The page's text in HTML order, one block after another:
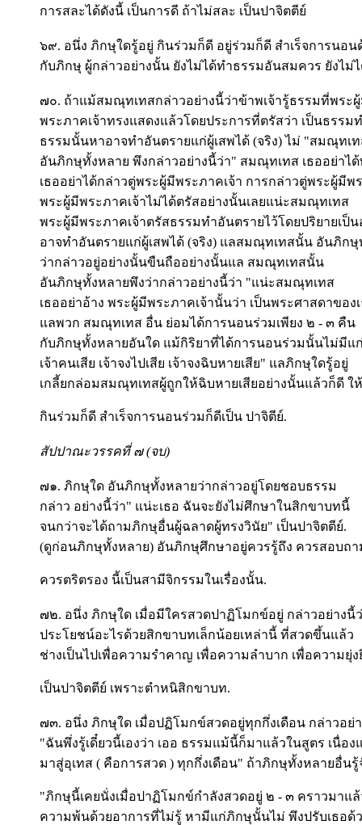
การสละได้ดังนี้ เป็นการดี ถ้าไม่สละ เป็นปาจิตตีย์
๖๙. อนึ่ง ภิกษุใดรู้อยู่ กินร่วมก็ดี อยู่ร่วมก็ดี สำเร็จการนอน
กับภิกษุ ผู้กล่าวอย่างนั้น ยังไม่ได้ทำธรรมอันสมควร ยังไ
๗๐. ถ้าแม้สมณุทเทสกล่าวอย่างนี้ว่าข้าพเจ้ารู้ธรรมที่พระ
พระภาคเจ้าทรงแสดงแล้วโดยประการที่ตรัสว่า เป็นธรรม
ธรรมนั้นหาอาจทำอันตรายแก่ผู้เสพได้ (จริง) ไม่ "สมณุทเ
อันภิกษุทั้งหลาย พึงกล่าวอย่างนี้ว่า" สมณุทเทส เธออย่าไ
เธออย่าได้กล่าวตู่พระผู้มีพระภาคเจ้า การกล่าวตู่พระผู้มีพ
พระผู้มีพระภาคเจ้าไม่ได้ตรัสอย่างนั้นเลยแน่ะสมณุทเทส
พระผู้มีพระภาคเจ้าตรัสธรรมทำอันตรายไว้โดยปริยายเป็
อาจทำอันตรายแก่ผู้เสพได้ (จริง) แลสมณุทเทสนั้น อันภิกษุ
ว่ากล่าวอยู่อย่างนั้นขืนถืออย่างนั้นแล สมณุทเทสนั้น
อันภิกษุทั้งหลายพึงว่ากล่าวอย่างนี้ว่า "แน่ะสมณุทเทส
เธออย่าอ้าง พระผู้มีพระภาคเจ้านั้นว่า เป็นพระศาสดาของ
แลพวก สมณุทเทส อื่น ย่อมได้การนอนร่วมเพียง ๒ - ๓ คืน
กับภิกษุทั้งหลายอันใด แม้กิริยาที่ได้การนอนร่วมนั้นไม่มีแ
เจ้าคนเสีย เจ้าจงไปเสีย เจ้าจงฉิบหายเสีย" แลภิกษุใดรู้อยู่
เกลี้ยกล่อมสมณุทเทสผู้ถูกให้ฉิบหายเสียอย่างนั้นแล้วก็ดี ใ
กินร่วมก็ดี สำเร็จการนอนร่วมก็ดีเป็น ปาจิตีย์.
สัปปาณะวรรคที่ ๗ (จบ)
๗๑. ภิกษุใด อันภิกษุทั้งหลายว่ากล่าวอยู่โดยชอบธรรม
กล่าว อย่างนี้ว่า" แน่ะเธอ ฉันจะยังไม่ศึกษาในสิกขาบทนี้
จนกว่าจะได้ถามภิกษุอื่นผู้ฉลาดผู้ทรงวินัย" เป็นปาจิตตีย์.
(ดูก่อนภิกษุทั้งหลาย) อันภิกษุศึกษาอยู่ควรรู้ถึง ควรสอบถา
ควรตริตรอง นี้เป็นสามีจิกรรมในเรื่องนั้น.
๗๒. อนึ่ง ภิกษุใด เมื่อมีใครสวดปาฏิโมกข์อยู่ กล่าวอย่างนี้
ประโยชน์อะไรด้วยสิกขาบทเล็กน้อยเหล่านี้ ที่สวดขึ้นแล้ว
ช่างเป็นไปเพื่อความรำคาญ เพื่อความลำบาก เพื่อความยุ่ง
เป็นปาจิตตีย์ เพราะตำหนิสิกขาบท.
๗๓. อนึ่ง ภิกษุใด เมื่อปฏิโมกข์สวดอยู่ทุกกึ่งเดือน กล่าวอย่
"ฉันพึ่งรู้เดี๋ยวนี้เองว่า เออ ธรรมแม้นี้ก็มาแล้วในสูตร เนื่อง
มาสู่อุเทส ( คือการสวด ) ทุกกึ่งเดือน" ถ้าภิกษุทั้งหลายอื่น
"ภิกษุนี้เคยนั่งเมื่อปาฏิโมกข์กำลังสวดอยู่ ๒ - ๓ คราวมาแ
ความพ้นด้วยอาการที่ไม่รู้ หามีแก่ภิกษุนั้นไม่ พึงปรับเธอด้